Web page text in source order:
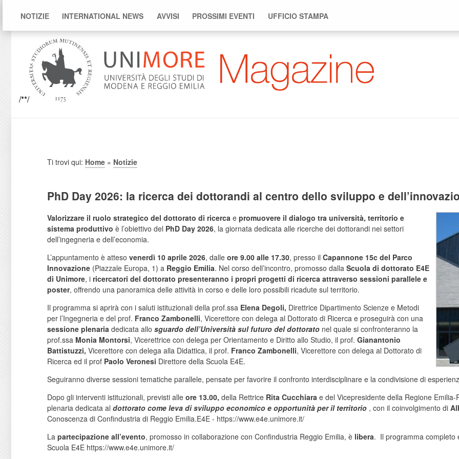
NOTIZIE INTERNATIONAL NEWS AVVISI PROSSIMI EVENTI UFFICIO STAMPA
/**/
Ti trovi qui: Home » Notizie
PhD Day 2026: la ricerca dei dottorandi al centro dello sviluppo e
Valorizzare il ruolo strategico del dottorato di ricerca e promuovere il dialogo tra università, territorio e
sistema produttivo è l’obiettivo del PhD Day 2026, la giornata dedicata alle ricerche dei dottorandi nei settori
dell’ingegneria e dell’economia.
L’appuntamento è atteso venerdì 10 aprile 2026, dalle ore 9.00 alle 17.30, presso il Capannone 15c del Parco
Innovazione (Piazzale Europa, 1) a Reggio Emilia. Nel corso dell’incontro, promosso dalla Scuola di dottorato E4E
di Unimore, i ricercatori del dottorato presenteranno i propri progetti di ricerca attraverso sessioni parallele e
poster, offrendo una panoramica delle attività in corso e delle loro possibili ricadute sul territorio.
Il programma si aprirà con i saluti istituzionali della prof.ssa Elena Degoli, Direttrice Dipartimento Scienze e Metodi
per l’Ingegneria e del prof. Franco Zambonelli, Vicerettore con delega al Dottorato di Ricerca e proseguirà con una
sessione plenaria dedicata allo sguardo dell’Università sul futuro del dottorato nel quale si confronteranno la
prof.ssa Monia Montorsi, Vicerettrice con delega per Orientamento e Diritto allo Studio, il prof. Gianantonio
Battistuzzi, Vicerettore con delega alla Didattica, il prof. Franco Zambonelli, Vicerettore con delega al Dottorato di
Ricerca ed il prof Paolo Veronesi Direttore della Scuola E4E.
Seguiranno diverse sessioni tematiche parallele, pensate per favorire il confronto interdisciplinare e la condivisione di
Dopo gli interventi istituzionali, previsti alle ore 13.00, della Rettrice Rita Cucchiara e del Vicepresidente della Regione
plenaria dedicata al dottorato come leva di sviluppo economico e opportunità per il territorio , con il coinvolgimento di
Conoscenza di Confindustria di Reggio Emilia.E4E - https://www.e4e.unimore.it/
La partecipazione all’evento, promosso in collaborazione con Confindustria Reggio Emilia, è libera. Il programma completo
Scuola E4E https://www.e4e.unimore.it/